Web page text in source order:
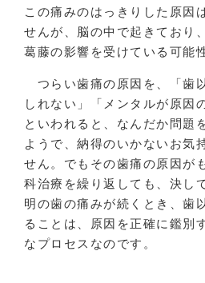
この痛みのはっきりした原因
せんが、脳の中で起きており
葛藤の影響を受けている可能
つらい歯痛の原因を、「歯
しれない」「メンタルが原因
といわれると、なんだか問題
ようで、納得のいかないお気
せん。でもその歯痛の原因が
科治療を繰り返しても、決し
明の歯の痛みが続くとき、歯
ることは、原因を正確に鑑別
なプロセスなのです。